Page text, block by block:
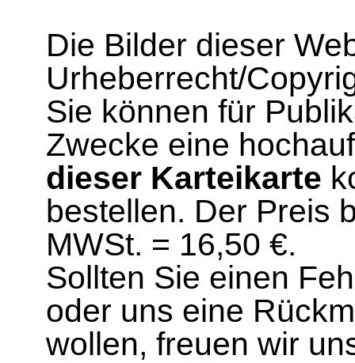
Die Bilder dieser
Urheberrecht/
Sie können für
Zwecke eine
dieser Karteikarte
bestellen. Der Preis
MWSt. = 16,50 €.
Sollten Sie einen
oder uns eine
wollen, freuen wir